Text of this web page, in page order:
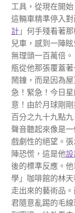
工具，從現在開
這輛車精準停入
計」何手殘看著
兒車，感到一陣
無理頭一百萬倍
瓶從他那張覆蓋
鬧鐘，而是因為
急！緊急！今日
意！由於月球剛
百分之九十九點
聲音聽起來像是
戲劇性的絕望。
陣恐慌，這是他設
後的標準反應。
學」咖啡館的林
走出來的藝術品
君隨意亂踢的毛